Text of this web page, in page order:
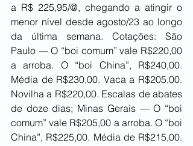
a R$ 225,95/@, chegando a atingir o
menor nível desde agosto/23 ao longo
da última semana. Cotações: São
Paulo — O “boi comum” vale R$220,00
a arroba. O “boi China”, R$240,00.
Média de R$230,00. Vaca a R$205,00.
Novilha a R$220,00. Escalas de abates
de doze dias; Minas Gerais — O “boi
comum” vale R$205,00 a arroba. O “boi
China”, R$225,00. Média de R$215,00.